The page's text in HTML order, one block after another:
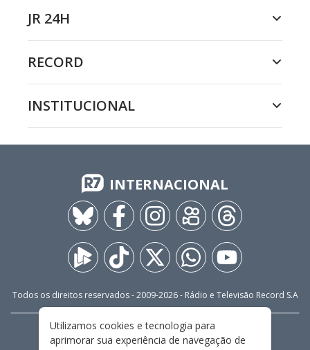
JR 24H
RECORD
INSTITUCIONAL
INTERNACIONAL
Todos os direitos reservados - 2009-2026- Rádio e Televisão Record S.A
FALE CONOSCO
PRIVACIDADE
Utilizamos cookies e tecnologia para
aprimorar sua experiência de navegação de